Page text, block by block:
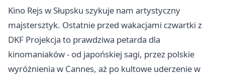
Kino Rejs w Słupsku szykuje nam artystyczny
majstersztyk. Ostatnie przed wakacjami czwartki z
DKF Projekcja to prawdziwa petarda dla
kinomaniaków - od japońskiej sagi, przez polskie
wyróżnienia w Cannes, aż po kultowe uderzenie w